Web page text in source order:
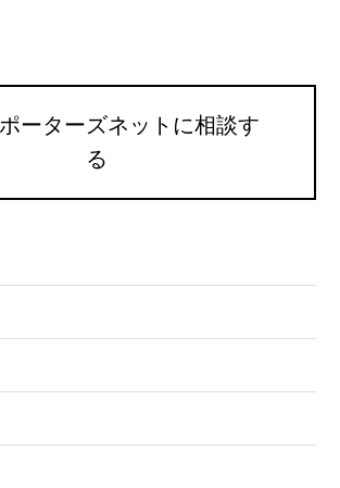
ーターズネットに相談す
る